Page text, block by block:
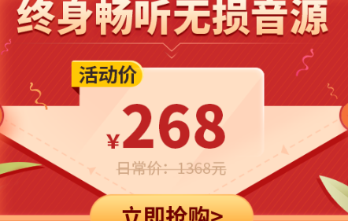
年卡会员免费 永久会员 免费
立即购买
您当前未登录！建议登陆后购买，可保存购买订单